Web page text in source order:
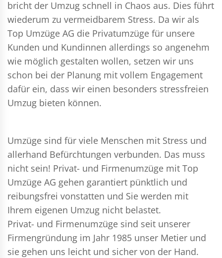
bricht der Umzug schnell in Chaos aus. Dies führt
wiederum zu vermeidbarem Stress. Da wir als
Top Umzüge AG die Privatumzüge für unsere
Kunden und Kundinnen allerdings so angenehm
wie möglich gestalten wollen, setzen wir uns
schon bei der Planung mit vollem Engagement
dafür ein, dass wir einen besonders stressfreien
Umzug bieten können.
Umzüge sind für viele Menschen mit Stress und
allerhand Befürchtungen verbunden. Das muss
nicht sein! Privat- und Firmenumzüge mit Top
Umzüge AG gehen garantiert pünktlich und
reibungsfrei vonstatten und Sie werden mit
Ihrem eigenen Umzug nicht belastet.
Privat- und Firmenumzüge sind seit unserer
Firmengründung im Jahr 1985 unser Metier und
sie gehen uns leicht und sicher von der Hand.